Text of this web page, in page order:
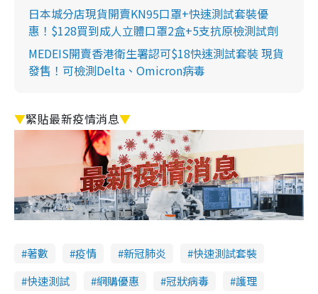
日本城分店現貨開賣KN95口罩+快速測試套裝優
惠！$128買到成人立體口罩2盒+5支抗原檢測試劑
MEDEIS開賣香港衛生署認可$18快速測試套裝 現貨
發售！可檢測Delta、Omicron病毒
▼緊貼最新疫情消息▼
著數 疫情 新冠肺炎
快速測試套裝
快速測試
網購優惠 冠狀病毒
護理